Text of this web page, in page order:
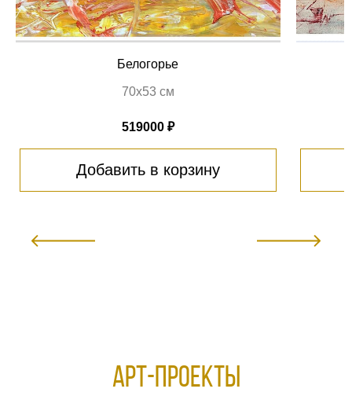
Белогорье
70х53 см
519000 ₽
Добавить в корзину
АРТ-ПРОЕКТЫ